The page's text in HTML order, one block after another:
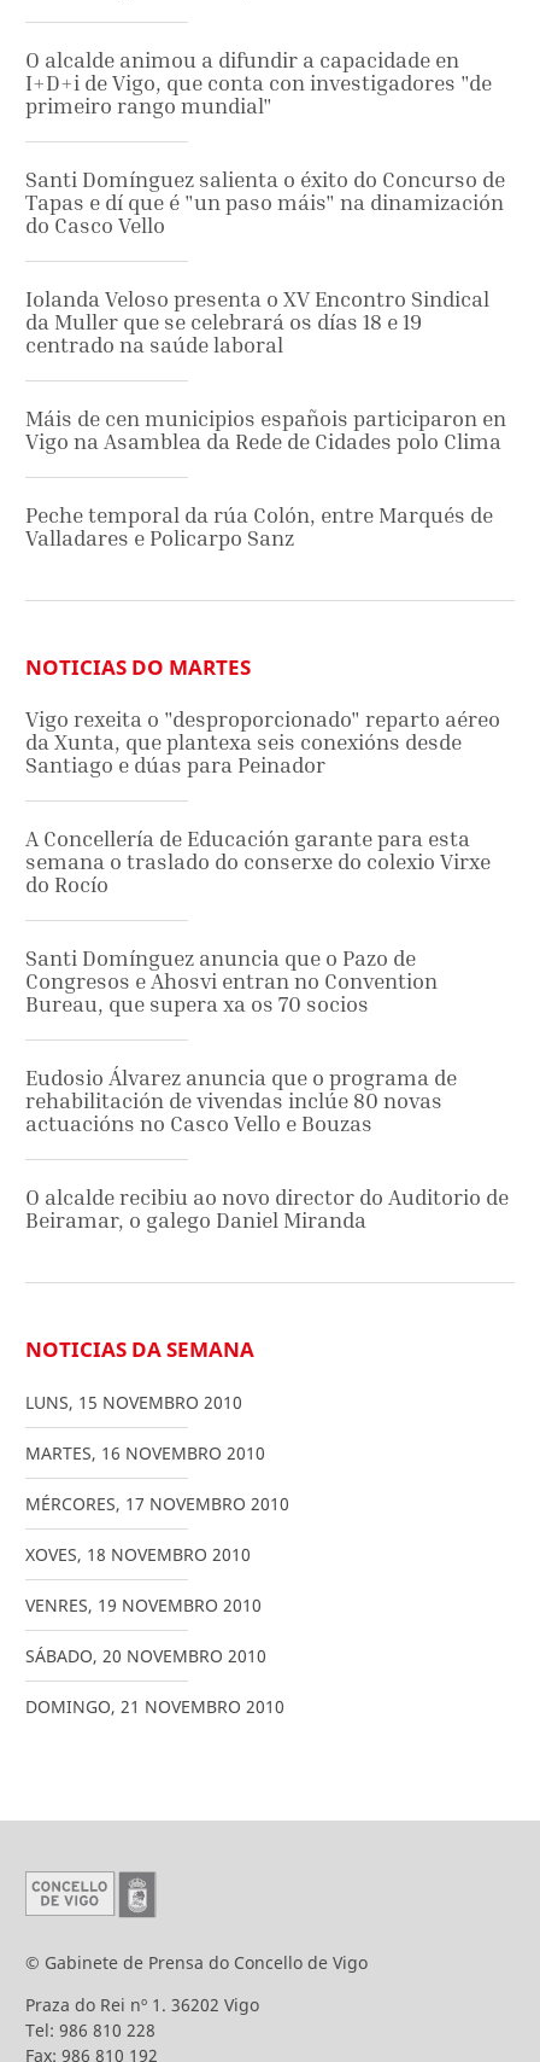
O alcalde animou a difundir a capacidade en
I+D+i de Vigo, que conta con investigadores "de
primeiro rango mundial"
Santi Domínguez salienta o éxito do Concurso de
Tapas e dí que é "un paso máis" na dinamización
do Casco Vello
Iolanda Veloso presenta o XV Encontro Sindical
da Muller que se celebrará os días 18 e 19
centrado na saúde laboral
Máis de cen municipios españois participaron en
Vigo na Asamblea da Rede de Cidades polo Clima
Peche temporal da rúa Colón, entre Marqués de
Valladares e Policarpo Sanz
NOTICIAS DO MARTES
Vigo rexeita o "desproporcionado" reparto aéreo
da Xunta, que plantexa seis conexións desde
Santiago e dúas para Peinador
A Concellería de Educación garante para esta
semana o traslado do conserxe do colexio Virxe
do Rocío
Santi Domínguez anuncia que o Pazo de
Congresos e Ahosvi entran no Convention
Bureau, que supera xa os 70 socios
Eudosio Álvarez anuncia que o programa de
rehabilitación de vivendas inclúe 80 novas
actuacións no Casco Vello e Bouzas
O alcalde recibiu ao novo director do Auditorio de
Beiramar, o galego Daniel Miranda
NOTICIAS DA SEMANA
LUNS, 15 NOVEMBRO 2010
MARTES, 16 NOVEMBRO 2010
MÉRCORES, 17 NOVEMBRO 2010
XOVES, 18 NOVEMBRO 2010
VENRES, 19 NOVEMBRO 2010
SÁBADO, 20 NOVEMBRO 2010
DOMINGO, 21 NOVEMBRO 2010
© Gabinete de Prensa do Concello de Vigo
Praza do Rei nº 1. 36202 Vigo
Tel: 986 810 228
Fax: 986 810 192